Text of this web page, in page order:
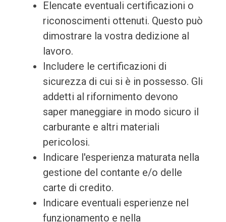
Elencate eventuali certificazioni o
riconoscimenti ottenuti. Questo può
dimostrare la vostra dedizione al
lavoro.
Includere le certificazioni di
sicurezza di cui si è in possesso. Gli
addetti al rifornimento devono
saper maneggiare in modo sicuro il
carburante e altri materiali
pericolosi.
Indicare l'esperienza maturata nella
gestione del contante e/o delle
carte di credito.
Indicare eventuali esperienze nel
funzionamento e nella